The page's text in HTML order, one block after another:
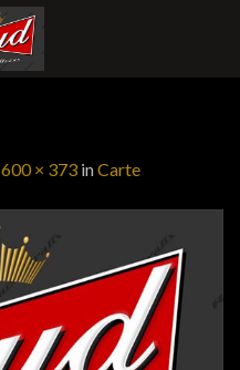
600 × 373 inCarte